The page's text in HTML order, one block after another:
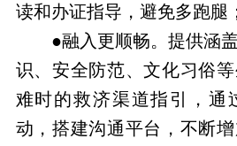
读和办证指导，避免多跑腿
●融入更顺畅。提供涵盖
识、安全防范、文化习俗
难时的救济渠道指引，通
动，搭建沟通平台，不断